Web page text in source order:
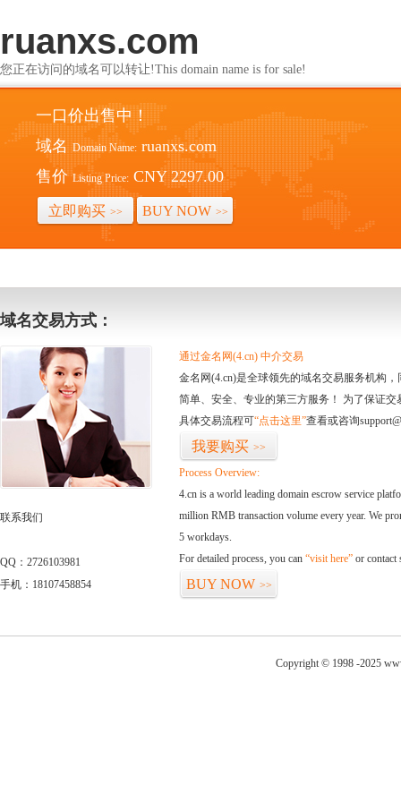
ruanxs.com
您正在访问的域名可以转让!This domain name is for sale!
一口价出售中！
域名 Domain Name: ruanxs.com
售价 Listing Price: CNY 2297.00
立即购买 >> BUY NOW >>
域名交易方式：
联系我们
QQ：2726103981
手机：18107458854
通过金名网(4.cn) 中介交易
金名网(4.cn)是全球领先的域名交易服务机构
简单、安全、专业的第三方服务！ 为了保证
具体交易流程可“点击这里”查看或咨询
我要购买 >>
Process Overview:
4.cn is a world leading domain escrow service
million RMB transaction volume every year. We
5 workdays.
For detailed process, you can “visit here” or contact
BUY NOW >>
Copyright © 1998 -2025